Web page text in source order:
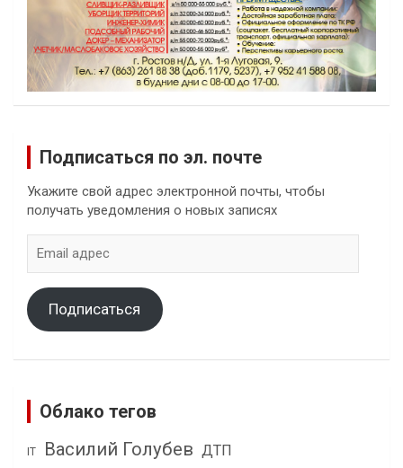
Подписаться по эл. почте
Укажите свой адрес электронной почты, чтобы
получать уведомления о новых записях
адрес
Подписаться
Облако тегов
IT Василий Голубев ДТП